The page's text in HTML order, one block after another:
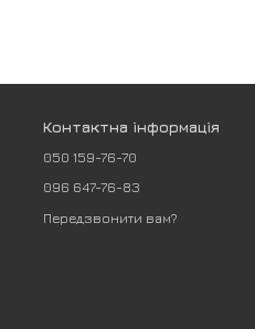
Контактна інформація
050 159-76-70
096 647-76-83
Передзвонити вам?